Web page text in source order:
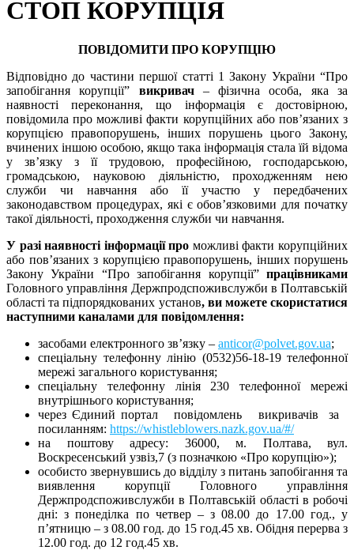
СТОП КОРУПЦІЯ
ПОВІДОМИТИ ПРО КОРУПЦІЮ
Відповідно до частини першої статті 1 Закону України “Про
запобігання корупції” викривач– фізична особа, яка за
наявності переконання, що інформація є достовірною,
повідомила про можливі факти корупційних або пов’язаних з
корупцією правопорушень, інших порушень цього Закону,
вчинених іншою особою, якщо така інформація стала їй відома
у зв’язку з її трудовою, професійною, господарською,
громадською, науковою діяльністю, проходженням нею
служби чи навчання або її участю у передбачених
законодавством процедурах, які є обов’язковими для початку
такої діяльності, проходження служби чи навчання.
У разі наявності інформації про можливі факти корупційних
або пов’язаних з корупцією правопорушень, інших порушень
Закону України “Про запобігання корупції” працівниками
Головного управління Держпродспоживслужби в Полтавській
області та підпорядкованих установ, ви можете скористатися
наступними каналами для повідомлення:
засобами електронного зв’язку – anticor@polvet.gov.ua;
спеціальну телефонну лінію (0532)56-18-19 телефонної
мережі загального користування;
спеціальну телефонну лінія 230 телефонної мережі
внутрішнього користування;
через Єдиний портал повідомлень викривачів за
посиланням: https://whistleblowers.nazk.gov.ua/#/
на поштову адресу: 36000, м. Полтава, вул.
Воскресенський узвіз,7 (з позначкою «Про корупцію»);
особисто звернувшись до відділу з питань запобігання та
виявлення корупції Головного управління
Держпродспоживслужби в Полтавській області в робочі
дні: з понеділка по четвер – з 08.00 до 17.00 год., у
п’ятницю – з 08.00 год. до 15 год.45 хв. Обідня перерва з
12.00 год. до 12 год.45 хв.